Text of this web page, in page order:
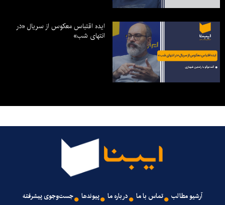
ایده اقتباس معکوس از سریال «در
انتهای شب»
آرشیو مطالب تماس با ما درباره ما پیوندها جست‌وجوی پیشرفته